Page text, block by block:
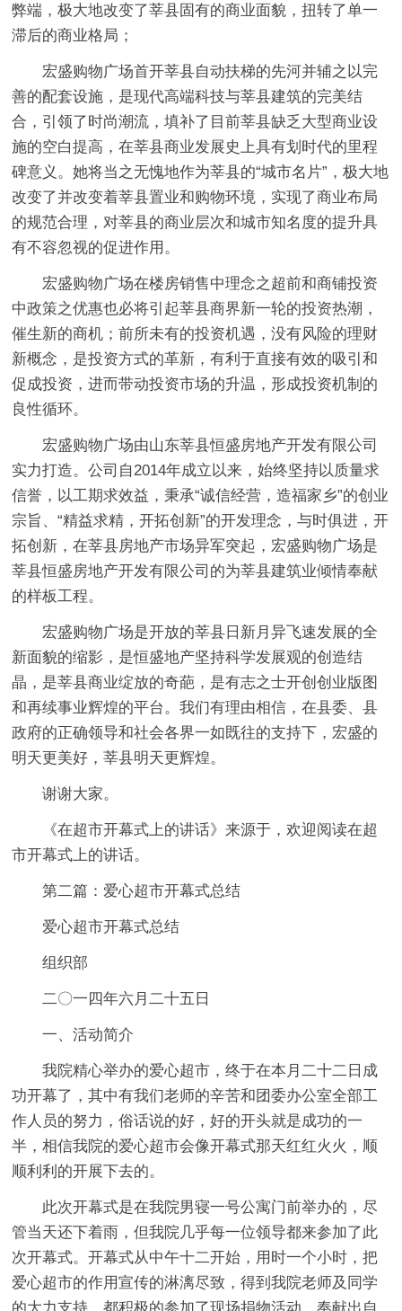
弊端，极大地改变了莘县固有的商业面貌，扭转了单一
滞后的商业格局；
宏盛购物广场首开莘县自动扶梯的先河并辅之以完
善的配套设施，是现代高端科技与莘县建筑的完美结
合，引领了时尚潮流，填补了目前莘县缺乏大型商业设
施的空白提高，在莘县商业发展史上具有划时代的里程
碑意义。她将当之无愧地作为莘县的“城市名片”，极大地
改变了并改变着莘县置业和购物环境，实现了商业布局
的规范合理，对莘县的商业层次和城市知名度的提升具
有不容忽视的促进作用。
宏盛购物广场在楼房销售中理念之超前和商铺投资
中政策之优惠也必将引起莘县商界新一轮的投资热潮，
催生新的商机；前所未有的投资机遇，没有风险的理财
新概念，是投资方式的革新，有利于直接有效的吸引和
促成投资，进而带动投资市场的升温，形成投资机制的
良性循环。
宏盛购物广场由山东莘县恒盛房地产开发有限公司
实力打造。公司自2014年成立以来，始终坚持以质量求
信誉，以工期求效益，秉承“诚信经营，造福家乡”的创业
宗旨、“精益求精，开拓创新”的开发理念，与时俱进，开
拓创新，在莘县房地产市场异军突起，宏盛购物广场是
莘县恒盛房地产开发有限公司的为莘县建筑业倾情奉献
的样板工程。
宏盛购物广场是开放的莘县日新月异飞速发展的全
新面貌的缩影，是恒盛地产坚持科学发展观的创造结
晶，是莘县商业绽放的奇葩，是有志之士开创创业版图
和再续事业辉煌的平台。我们有理由相信，在县委、县
政府的正确领导和社会各界一如既往的支持下，宏盛的
明天更美好，莘县明天更辉煌。
谢谢大家。
《在超市开幕式上的讲话》来源于，欢迎阅读在超
市开幕式上的讲话。
第二篇：爱心超市开幕式总结
爱心超市开幕式总结
组织部
二〇一四年六月二十五日
一、活动简介
我院精心举办的爱心超市，终于在本月二十二日成
功开幕了，其中有我们老师的辛苦和团委办公室全部工
作人员的努力，俗话说的好，好的开头就是成功的一
半，相信我院的爱心超市会像开幕式那天红红火火，顺
顺利利的开展下去的。
此次开幕式是在我院男寝一号公寓门前举办的，尽
管当天还下着雨，但我院几乎每一位领导都来参加了此
次开幕式。开幕式从中午十二开始，用时一个小时，把
爱心超市的作用宣传的淋漓尽致，得到我院老师及同学